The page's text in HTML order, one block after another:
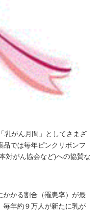
乳がん月間」としてさまざ
品では毎年ピンクリボンフ
対がん協会など)への協賛な
かかる割合（罹患率）が最
毎年約９万人が新たに乳が